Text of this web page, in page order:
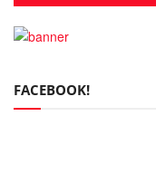
FACEBOOK!